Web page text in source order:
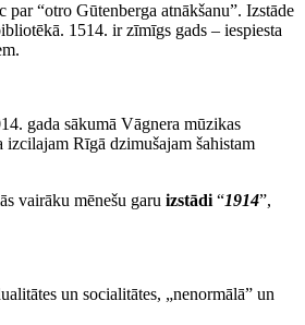
“otro Gūtenberga atnākšanu”. Izstāde
1514. ir zīmīgs gads – iespiesta
gada sākumā Vāgnera mūzikas
izcilajam Rīgā dzimušajam šahistam
vairāku mēnešu garu izstādi “1914”,
un socialitātes, „nenormālā” un